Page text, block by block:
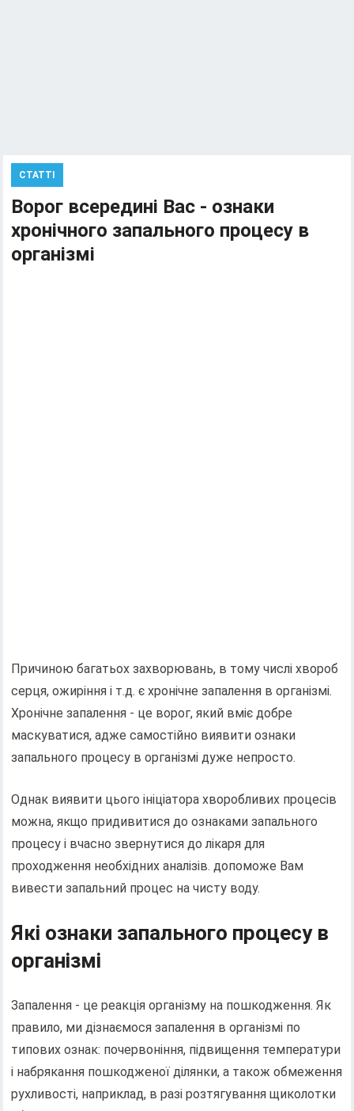
СТАТТІ
Ворог всередині Вас - ознаки
хронічного запального процесу в
організмі
Причиною багатьох захворювань, в тому числі хвороб
серця, ожиріння і т.д. є хронічне запалення в організмі.
Хронічне запалення - це ворог, який вміє добре
маскуватися, адже самостійно виявити ознаки
запального процесу в організмі дуже непросто.
Однак виявити цього ініціатора хворобливих процесів
можна, якщо придивитися до ознаками запального
процесу і вчасно звернутися до лікаря для
проходження необхідних аналізів. допоможе Вам
вивести запальний процес на чисту воду.
Які ознаки запального процесу в
організмі
Запалення - це реакція організму на пошкодження. Як
правило, ми дізнаємося запалення в організмі по
типових ознак: почервоніння, підвищення температури
і набрякання пошкодженої ділянки, а також обмеження
рухливості, наприклад, в разі розтягування щиколотки